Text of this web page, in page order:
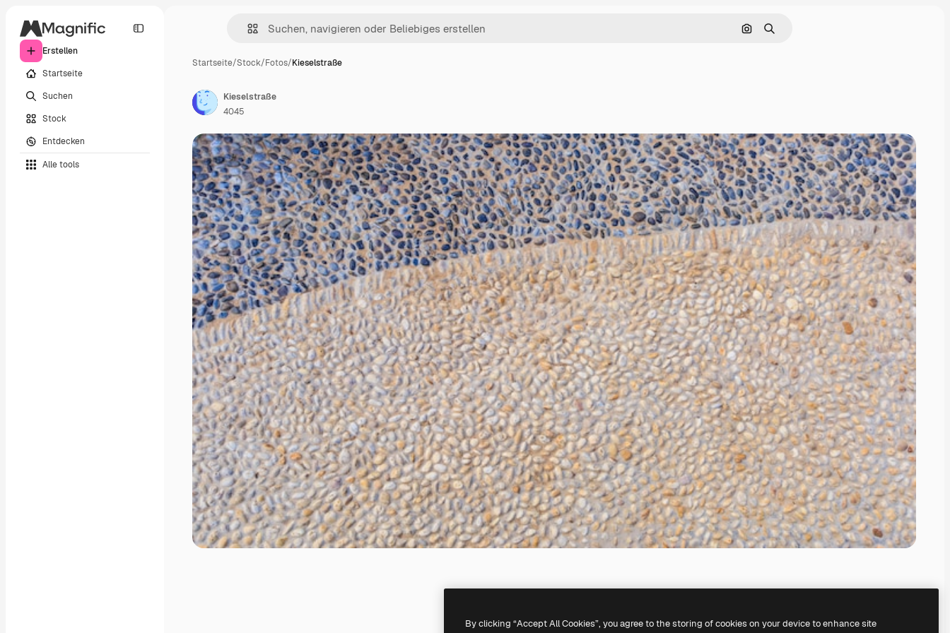
Erstellen
Startseite
Suchen
Stock
Entdecken
Alle tools
Nach Bild suchen
Suchen
Startseite/Stock/Fotos/Kieselstraße
Kieselstraße
4045
By clicking “Accept All Cookies”, you agree to the storing of cookies on your device to enhance site